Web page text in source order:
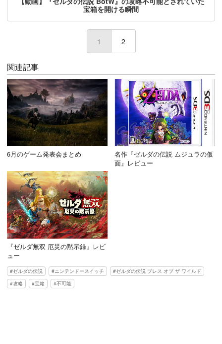
宝箱を開ける瞬間
1 (current)
2
関連記事
6月のゲーム発表会まとめ
名作『ゼルダの伝説 ムジュラの仮
面』レビュー
『ゼルダ無双 厄災の黙示録』レビ
ュー
ゼルダの伝説 ニンテンドースイッチ
ゼルダの伝説 ブレス オブ ザ ワイルド
攻略
宝箱 不可能